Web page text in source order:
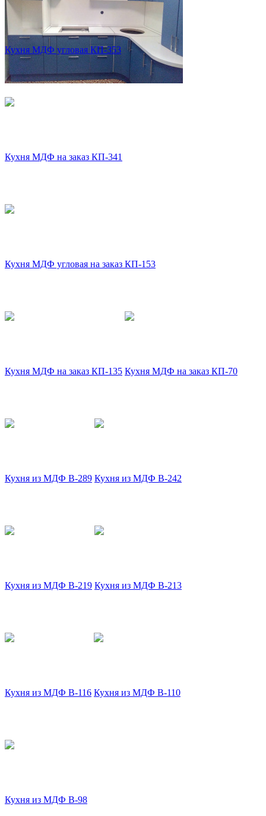
Кухня МДФ угловая КП-353
Кухня МДФ на заказ КП-341
Кухня МДФ угловая на заказ КП-153
Кухня МДФ на заказ КП-135 Кухня МДФ на заказ КП-70
Кухня из МДФ В-289 Кухня из МДФ В-242
Кухня из МДФ В-219 Кухня из МДФ В-213
Кухня из МДФ В-116 Кухня из МДФ В-110
Кухня из МДФ В-98